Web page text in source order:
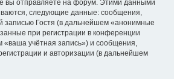
вы отправляете на форум. Этими данными
следующие данные: сообщения,
записью Гостя (в дальнейшем «анонимные
при регистрации в конференции
учётная запись») и сообщения,
и авторизации (в дальнейшем